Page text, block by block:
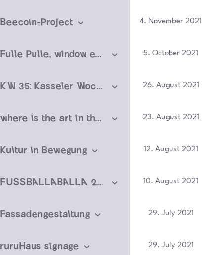
Beecoin-Project 4. November 2021
Fulle Pulle, window exhibition 5. October 2021
KW 35: Kasseler Woche der Museen 26. August 2021
where is the art in the community of ruruHaus? 23. August 2021
Kultur in Bewegung 12. August 2021
FUSSBALLABALLA 2021 10. August 2021
Fassadengestaltung 29. July 2021
ruruHaus signage 29. July 2021